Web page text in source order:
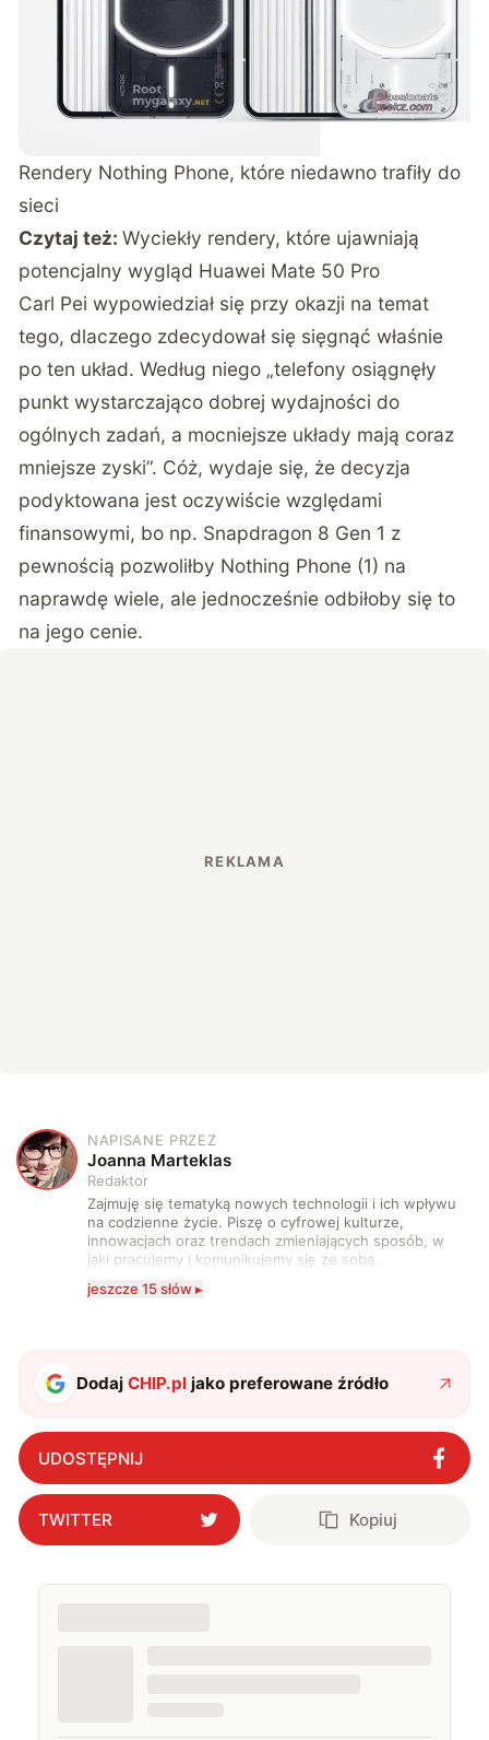
Rendery Nothing Phone, które niedawno trafiły do
sieci
Czytaj też:Wyciekły rendery, które ujawniają
potencjalny wygląd Huawei Mate 50 Pro
Carl Pei wypowiedział się przy okazji na temat
tego, dlaczego zdecydował się sięgnąć właśnie
po ten układ. Według niego „telefony osiągnęły
punkt wystarczająco dobrej wydajności do
ogólnych zadań, a mocniejsze układy mają coraz
mniejsze zyski”. Cóż, wydaje się, że decyzja
podyktowana jest oczywiście względami
finansowymi, bo np. Snapdragon 8 Gen 1 z
pewnością pozwoliłby Nothing Phone (1) na
naprawdę wiele, ale jednocześnie odbiłoby się to
na jego cenie.
J
NAPISANE PRZEZ
Joanna Marteklas
Redaktor
Zajmuję się tematyką nowych technologii i ich wpływu
na codzienne życie. Piszę o cyfrowej kulturze,
innowacjach oraz trendach zmieniających sposób, w
jaki pracujemy i komunikujemy się ze sobą.
Szczególnie interesuje mnie relacja między rozwojem
technologii a współczesną popkulturą. W wolnych
jeszcze 15 słów ▸
DodajCHIP.pl jako preferowane źródło
UDOSTĘPNIJ
TWITTER Kopiuj